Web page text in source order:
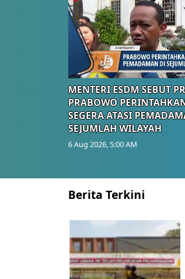
MENTERI ESDM SEBUT
PRABOWO
SEGERA ATASI
SEJUMLAH WILAYAH
6 Aug 2026, 5:00 AM
Berita Terkini